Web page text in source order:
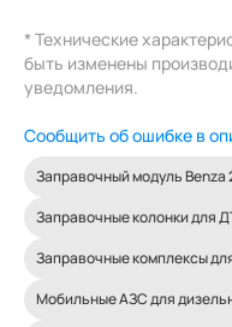
* Технические
быть изменены
уведомления.
Сообщить об ошибке в
Заправочный модуль Benza
Заправочные колонки для
Заправочные комплексы
Мобильные АЗС для